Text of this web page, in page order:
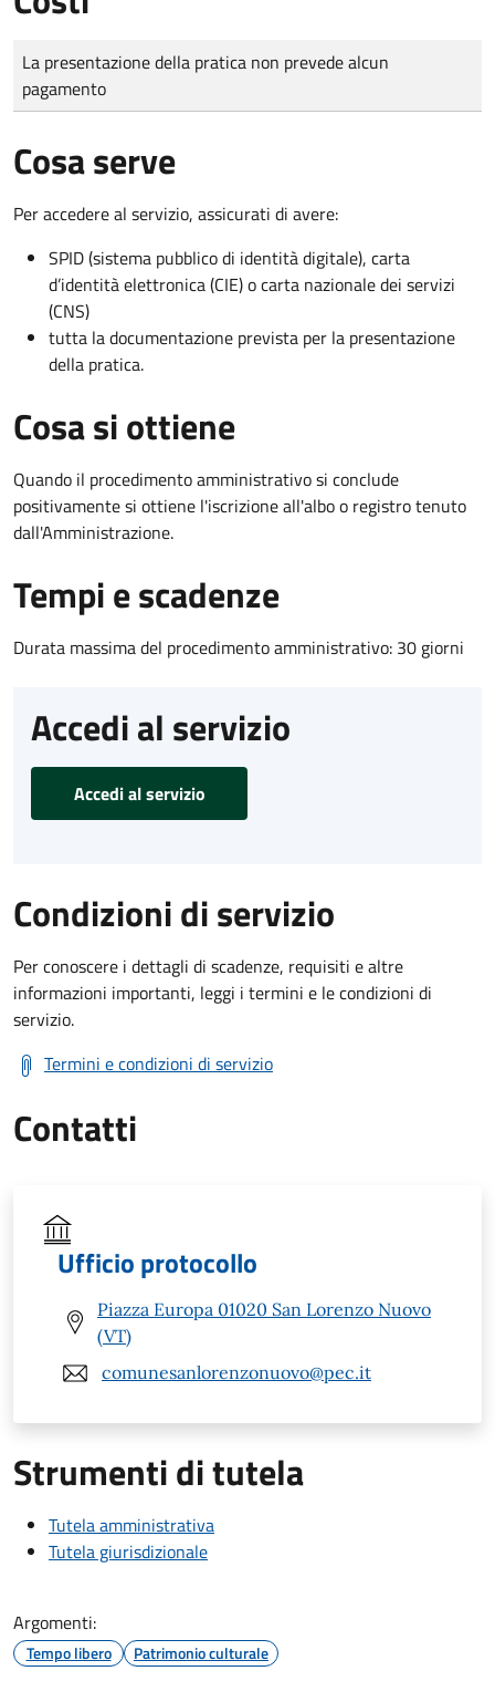
Tipo di pagamento
Importo
La presentazione della pratica non prevede alcun
pagamento
Cosa serve
Per accedere al servizio, assicurati di avere:
SPID (sistema pubblico di identità digitale), carta
d’identità elettronica (CIE) o carta nazionale dei servizi
(CNS)
tutta la documentazione prevista per la presentazione
della pratica.
Cosa si ottiene
Quando il procedimento amministrativo si conclude
positivamente si ottiene l'iscrizione all'albo o registro tenuto
dall'Amministrazione.
Tempi e scadenze
Durata massima del procedimento amministrativo: 30 giorni
Accedi al servizio
Accedi al servizio
Condizioni di servizio
Per conoscere i dettagli di scadenze, requisiti e altre
informazioni importanti, leggi i termini e le condizioni di
servizio.
Termini e condizioni di servizio
Contatti
Ufficio protocollo
Piazza Europa 01020 San Lorenzo Nuovo
(VT)
comunesanlorenzonuovo@pec.it
Strumenti di tutela
Tutela amministrativa
Tutela giurisdizionale
Argomenti:
Tempo libero Patrimonio culturale